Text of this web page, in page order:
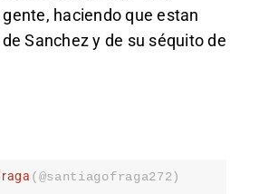
haciendo que estan
Sanchez y de su séquito de
(@santiagofraga272)